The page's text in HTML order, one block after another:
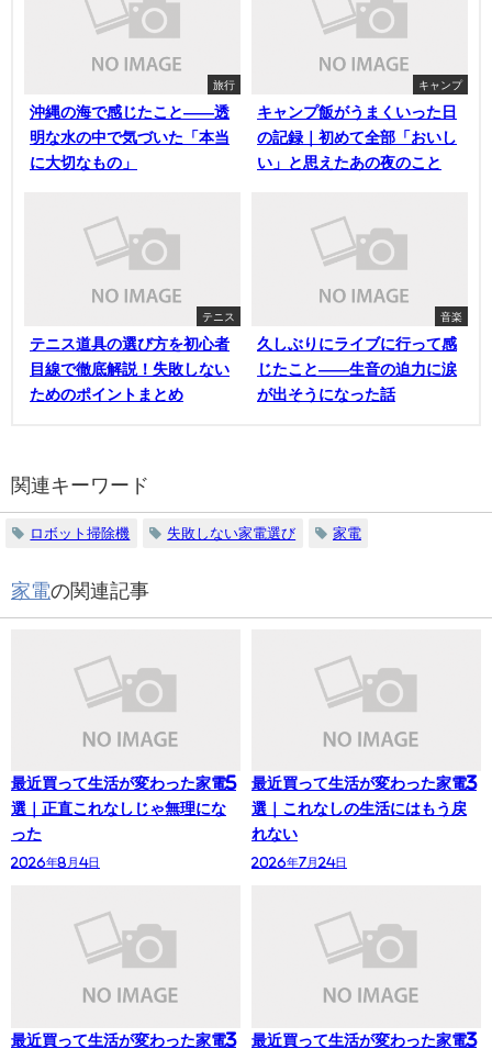
旅行
沖縄の海で感じたこと——透
明な水の中で気づいた「本当
に大切なもの」
キャンプ
キャンプ飯がうまくいった日
の記録｜初めて全部「おいし
い」と思えたあの夜のこと
テニス
テニス道具の選び方を初心者
目線で徹底解説！失敗しない
ためのポイントまとめ
音楽
久しぶりにライブに行って感
じたこと——生音の迫力に涙
が出そうになった話
関連キーワード
ロボット掃除機 失敗しない家電選び 家電
家電の関連記事
最近買って生活が変わった家電5
選｜正直これなしじゃ無理にな
った
2026年8月4日
最近買って生活が変わった家電3
選｜これなしの生活にはもう戻
れない
2026年7月24日
最近買って生活が変わった家電3
最近買って生活が変わった家電3